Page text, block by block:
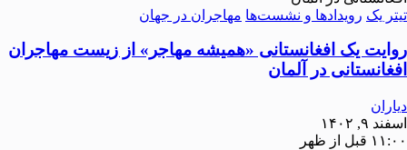
تیتر یک رویدادها و نشست‌ها مهاجران در جهان
روایت یک افغانستانی «همیشه مهاجر» از زیست مهاجران
افغانستانی در آلمان
دیاران
اسفند ۹, ۱۴۰۲
۱۱:۰۰ قبل از ظهر